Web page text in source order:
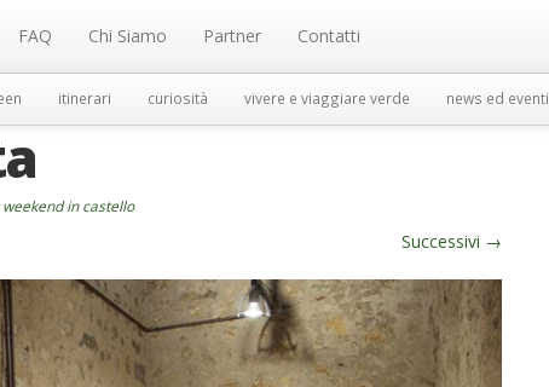
FAQ Chi Siamo Partner Contatti
itinerari curiosità vivere e viaggiare verde news ed eventi
in castello
Successivi →